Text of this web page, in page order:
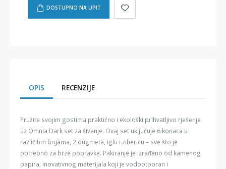
DOSTUPNO NA UPIT
OPIS RECENZIJE
Pružite svojim gostima praktično i ekološki prihvatljivo rješenje
uz Omnia Dark set za šivanje. Ovaj set uključuje 6 konaca u
različitim bojama, 2 dugmeta, iglu i zihericu – sve što je
potrebno za brze popravke. Pakiranje je izrađeno od kamenog
papira, inovativnog materijala koji je vodootporan i